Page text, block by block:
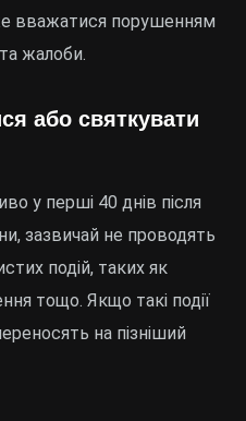
вважатися порушенням
жалоби.
або святкувати
у перші 40 днів після
зазвичай не проводять
подій, таких як
тощо. Якщо такі події
на пізніший